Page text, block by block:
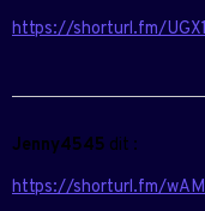
https://shorturl.fm/
Jenny4545 dit :
https://shorturl.fm/